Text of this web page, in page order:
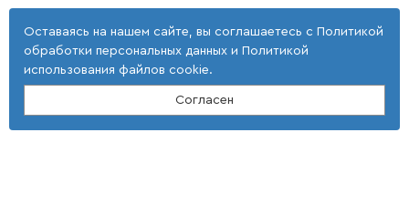
Оставаясь на нашем сайте, вы соглашаетесь с Политикой
обработки персональных данных и Политикой
использования файлов cookie.
Согласен